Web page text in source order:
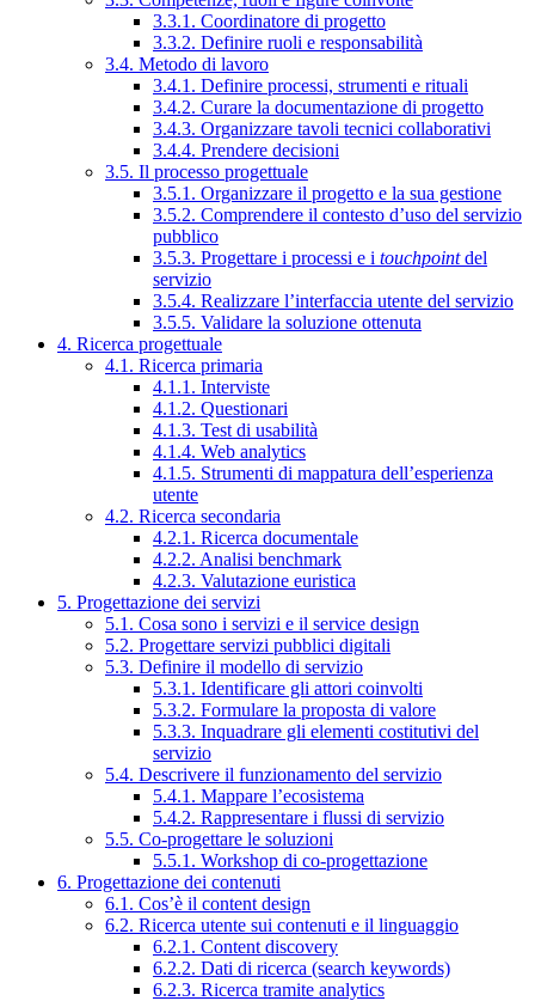
3.3.1. Coordinatore di progetto
3.3.2. Definire ruoli e responsabilità
3.4. Metodo di lavoro
3.4.1. Definire processi, strumenti e rituali
3.4.2. Curare la documentazione di progetto
3.4.3. Organizzare tavoli tecnici collaborativi
3.4.4. Prendere decisioni
3.5. Il processo progettuale
3.5.1. Organizzare il progetto e la sua gestione
3.5.2. Comprendere il contesto d’uso del servizio
pubblico
3.5.3. Progettare i processi e i touchpointdel
servizio
3.5.4. Realizzare l’interfaccia utente del servizio
3.5.5. Validare la soluzione ottenuta
4. Ricerca progettuale
4.1. Ricerca primaria
4.1.1. Interviste
4.1.2. Questionari
4.1.3. Test di usabilità
4.1.4. Web analytics
4.1.5. Strumenti di mappatura dell’esperienza
utente
4.2. Ricerca secondaria
4.2.1. Ricerca documentale
4.2.2. Analisi benchmark
4.2.3. Valutazione euristica
5. Progettazione dei servizi
5.1. Cosa sono i servizi e il service design
5.2. Progettare servizi pubblici digitali
5.3. Definire il modello di servizio
5.3.1. Identificare gli attori coinvolti
5.3.2. Formulare la proposta di valore
5.3.3. Inquadrare gli elementi costitutivi del
servizio
5.4. Descrivere il funzionamento del servizio
5.4.1. Mappare l’ecosistema
5.4.2. Rappresentare i flussi di servizio
5.5. Co-progettare le soluzioni
5.5.1. Workshop di co-progettazione
6. Progettazione dei contenuti
6.1. Cos’è il content design
6.2. Ricerca utente sui contenuti e il linguaggio
6.2.1. Content discovery
6.2.2. Dati di ricerca (search keywords)
6.2.3. Ricerca tramite analytics